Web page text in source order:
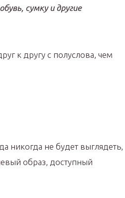
сумку и другие
к другу с полуслова, чем
никогда не будет выглядеть,
образ, доступный